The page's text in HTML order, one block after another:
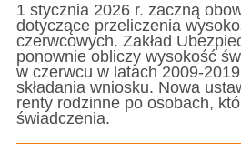
1 stycznia 2026 r. zaczną
dotyczące przeliczenia
czerwcowych. Zakład
ponownie obliczy wysokość
w czerwcu w latach 2009-
składania wniosku. Nowa
renty rodzinne po osobach,
świadczenia.